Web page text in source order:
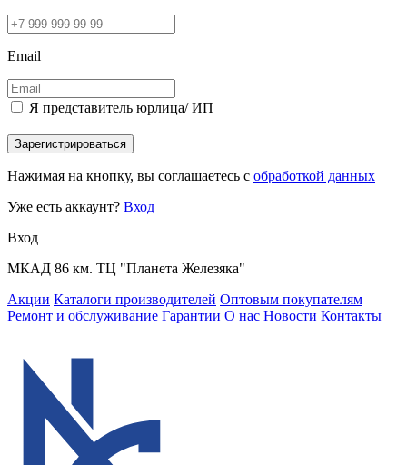
Email
Я представитель юрлица/ ИП
Зарегистрироваться
Нажимая на кнопку, вы соглашаетесь с обработкой данных
Уже есть аккаунт? Вход
Вход
МКАД 86 км. ТЦ "Планета Железяка"
Акции Каталоги производителей Оптовым покупателям
Ремонт и обслуживание Гарантии О нас Новости Контакты